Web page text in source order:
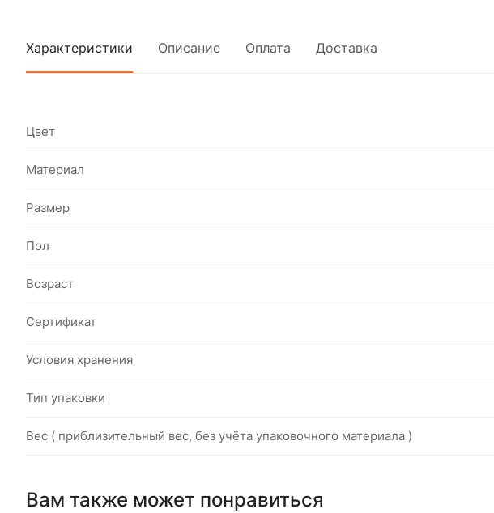
Характеристики Описание Оплата Доставка
Цвет
Материал
Размер
Пол
Возраст
Сертификат
Условия хранения
Тип упаковки
Вес ( приблизительный вес, без учёта упаковочного материала )
Вам также может понравиться